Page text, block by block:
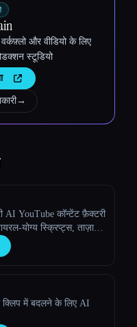
और वीडियो के लिए
स्टूडियो
→
AI YouTube कॉन्टेंट फ़ैक्टरी
योग्य स्क्रिप्ट्स, ताज़ा
कॉन्टेंट जेनरेट करें।
क्लिप में बदलने के लिए AI